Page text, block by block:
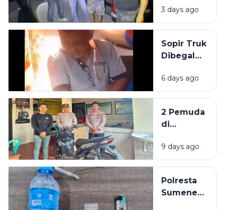
Sampang
Diringkus
3 days ago
Sopir Truk
Dibegal
di Akses
Suramadu,
Bocor
Dibacok
6 days ago
2 Pemuda
di
Dibekuk
Polisi,
Curi Motor
9 days ago
Polresta
Sumenep